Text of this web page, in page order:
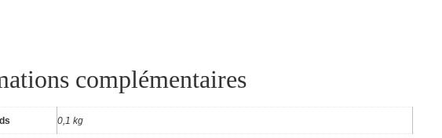
complémentaires
0,1 kg